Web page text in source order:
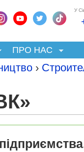
У
ПРО НАС
›